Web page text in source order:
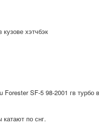
хэтчбэк
Forester SF-5 98-2001 гв
по снг.